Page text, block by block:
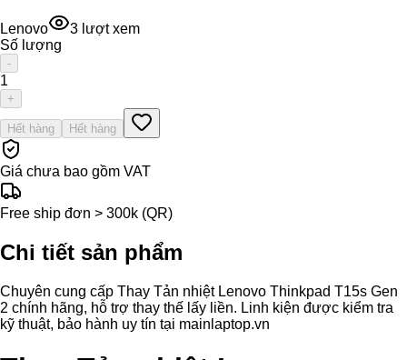
Lenovo 3 lượt xem
Số lượng
-
1
+
Hết hàng Hết hàng
Giá chưa bao gồm VAT
Free ship đơn > 300k (QR)
Chi tiết sản phẩm
Chuyên cung cấp Thay Tản nhiệt Lenovo Thinkpad T15s Gen
2 chính hãng, hỗ trợ thay thế lấy liền. Linh kiện được kiểm tra
kỹ thuật, bảo hành uy tín tại mainlaptop.vn